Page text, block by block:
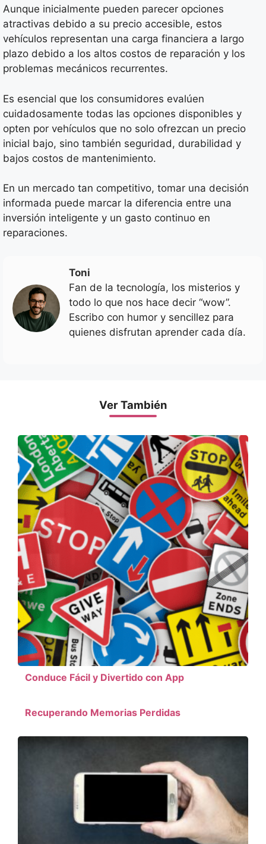
Aunque inicialmente pueden parecer opciones
atractivas debido a su precio accesible, estos
vehículos representan una carga financiera a largo
plazo debido a los altos costos de reparación y los
problemas mecánicos recurrentes.
Es esencial que los consumidores evalúen
cuidadosamente todas las opciones disponibles y
opten por vehículos que no solo ofrezcan un precio
inicial bajo, sino también seguridad, durabilidad y
bajos costos de mantenimiento.
En un mercado tan competitivo, tomar una decisión
informada puede marcar la diferencia entre una
inversión inteligente y un gasto continuo en
reparaciones.
Toni
Fan de la tecnología, los misterios y
todo lo que nos hace decir “wow”.
Escribo con humor y sencillez para
quienes disfrutan aprender cada día.
Ver También
Conduce Fácil y Divertido con App
Recuperando Memorias Perdidas